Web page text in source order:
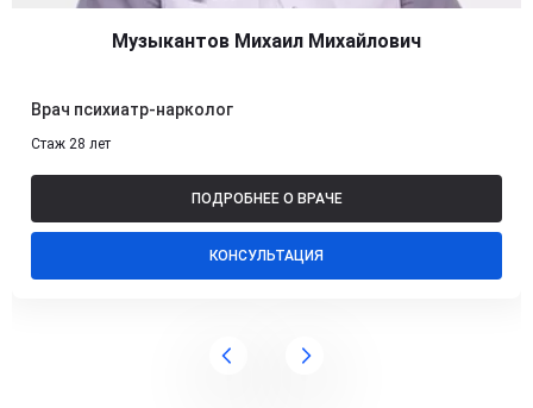
Музыкантов Михаил Михайлович
Врач психиатр-нарколог
Стаж 28 лет
ПОДРОБНЕЕ О ВРАЧЕ
КОНСУЛЬТАЦИЯ